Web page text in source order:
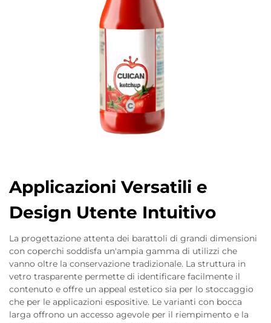
Applicazioni Versatili e
Design Utente Intuitivo
La progettazione attenta dei barattoli di grandi dimensioni
con coperchi soddisfa un'ampia gamma di utilizzi che
vanno oltre la conservazione tradizionale. La struttura in
vetro trasparente permette di identificare facilmente il
contenuto e offre un appeal estetico sia per lo stoccaggio
che per le applicazioni espositive. Le varianti con bocca
larga offrono un accesso agevole per il riempimento e la